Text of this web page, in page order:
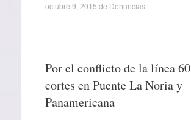
octubre 9, 2015 de Denuncias.
Por el conflicto de la línea
cortes en Puente La Noria y
Panamericana